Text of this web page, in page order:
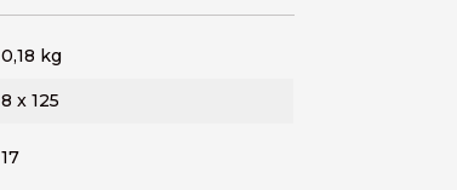
0,18 kg
8 x 125
17